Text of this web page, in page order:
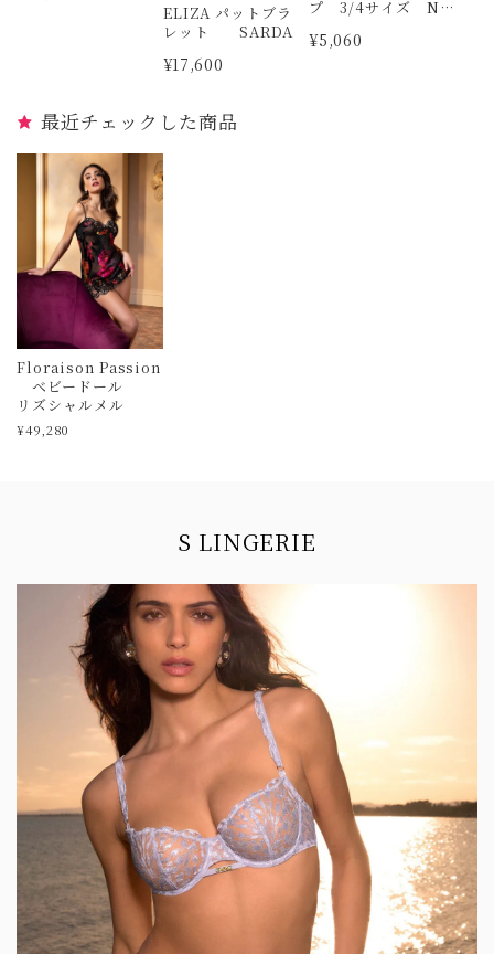
ELIZA パットブラ
レット SARDA
¥17,600
プ 3/4サイズ NE
E
¥5,060
最近チェックした商品
Floraison Passion
ベビードール
リズシャルメル
¥49,280
S LINGERIE